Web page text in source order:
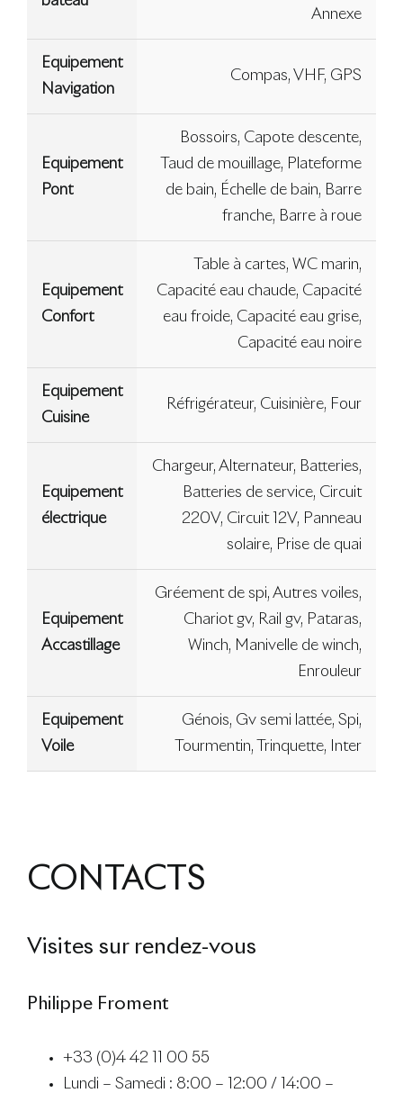
Annexe
Equipement
Navigation
Compas, VHF, GPS
Equipement
Pont
Bossoirs, Capote descente,
Taud de mouillage, Plateforme
de bain, Échelle de bain, Barre
franche, Barre à roue
Equipement
Confort
Table à cartes, WC marin,
Capacité eau chaude, Capacité
eau froide, Capacité eau grise,
Capacité eau noire
Equipement
Cuisine
Réfrigérateur, Cuisinière, Four
Equipement
électrique
Chargeur, Alternateur, Batteries,
Batteries de service, Circuit
220V, Circuit 12V, Panneau
solaire, Prise de quai
Equipement
Accastillage
Gréement de spi, Autres voiles,
Chariot gv, Rail gv, Pataras,
Winch, Manivelle de winch,
Enrouleur
Equipement
Voile
Génois, Gv semi lattée, Spi,
Tourmentin, Trinquette, Inter
CONTACTS
Visites sur rendez-vous
Philippe Froment
+33 (0)4 42 11 00 55
Lundi – Samedi : 8:00 – 12:00 / 14:00 –